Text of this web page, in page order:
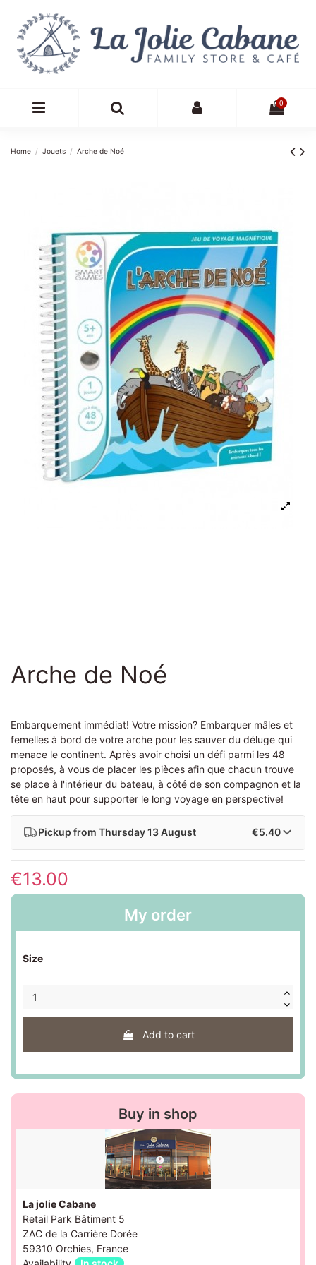
0
Home Jouets Arche de Noé
Arche de Noé
Embarquement immédiat! Votre mission? Embarquer mâles et
femelles à bord de votre arche pour les sauver du déluge qui
menace le continent. Après avoir choisi un défi parmi les 48
proposés, à vous de placer les pièces afin que chacun trouve
se place à l'intérieur du bateau, à côté de son compagnon et la
tête en haut pour supporter le long voyage en perspective!
Pickup from Thursday 13 August €5.40
€13.00
My order
Size
Add to cart
Buy in shop
La jolie Cabane
Retail Park Bâtiment 5
ZAC de la Carrière Dorée
59310 Orchies, France